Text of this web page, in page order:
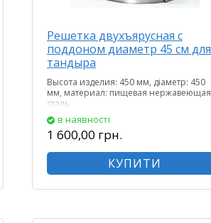
Решетка двухъярусная с
поддоном диаметр 45 см для
тандыра
Высота изделия: 450 мм, діаметр: 450
мм, материал: пищевая нержавеющая
сталь.
в наявності
1 600,00 грн.
КУПИТИ